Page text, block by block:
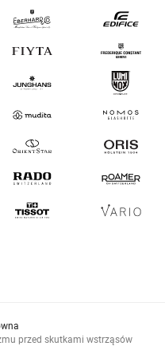
przed skutkami wstrząsów